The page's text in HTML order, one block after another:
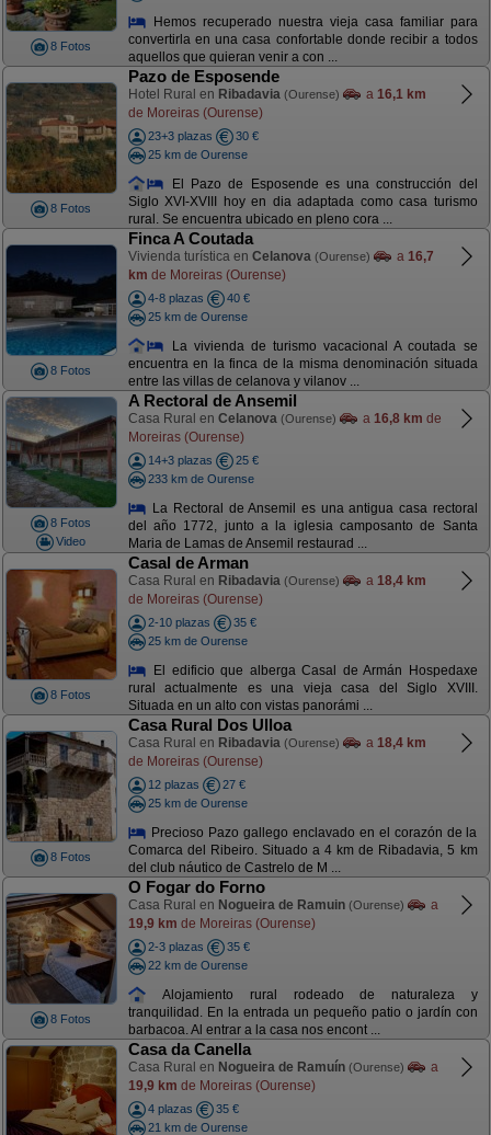
8 Fotos
Hemos recuperado nuestra vieja casa familiar para
convertirla en una casa confortable donde recibir a todos
aquellos que quieran venir a con ...
8 Fotos
Pazo de Esposende
Hotel Rural en Ribadavia (Ourense) a 16,1 km
de Moreiras (Ourense)
23+3 plazas
30 €
25 km de Ourense
El Pazo de Esposende es una construcción del
Siglo XVI-XVIII hoy en dia adaptada como casa turismo
rural. Se encuentra ubicado en pleno cora ...
8 Fotos
Finca A Coutada
Vivienda turística en Celanova (Ourense) a 16,7
km de Moreiras (Ourense)
4-8 plazas
40 €
25 km de Ourense
La vivienda de turismo vacacional A coutada se
encuentra en la finca de la misma denominación situada
entre las villas de celanova y vilanov ...
8 Fotos
Video
A Rectoral de Ansemil
Casa Rural en Celanova (Ourense) a 16,8 km de
Moreiras (Ourense)
14+3 plazas
25 €
233 km de Ourense
La Rectoral de Ansemil es una antigua casa rectoral
del año 1772, junto a la iglesia camposanto de Santa
Maria de Lamas de Ansemil restaurad ...
8 Fotos
Casal de Arman
Casa Rural en Ribadavia (Ourense) a 18,4 km
de Moreiras (Ourense)
2-10 plazas
35 €
25 km de Ourense
El edificio que alberga Casal de Armán Hospedaxe
rural actualmente es una vieja casa del Siglo XVIII.
Situada en un alto con vistas panorámi ...
8 Fotos
Casa Rural Dos Ulloa
Casa Rural en Ribadavia (Ourense) a 18,4 km
de Moreiras (Ourense)
12 plazas
27 €
25 km de Ourense
Precioso Pazo gallego enclavado en el corazón de la
Comarca del Ribeiro. Situado a 4 km de Ribadavia, 5 km
del club náutico de Castrelo de M ...
8 Fotos
O Fogar do Forno
Casa Rural en Nogueira de Ramuin (Ourense)
a
19,9 km de Moreiras (Ourense)
2-3 plazas
35 €
22 km de Ourense
Alojamiento rural rodeado de naturaleza y
tranquilidad. En la entrada un pequeño patio o jardín con
barbacoa. Al entrar a la casa nos encont ...
Casa da Canella
Casa Rural en Nogueira de Ramuín (Ourense)
a
19,9 km de Moreiras (Ourense)
4 plazas
35 €
21 km de Ourense